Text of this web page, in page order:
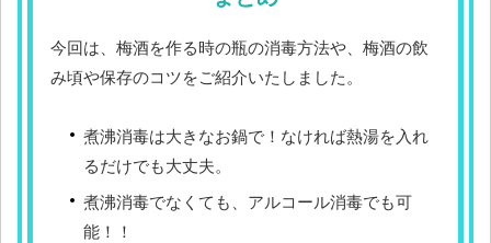
今回は、梅酒を作る時の瓶の消毒方法や、梅酒の飲
み頃や保存のコツをご紹介いたしました。
煮沸消毒は大きなお鍋で！なければ熱湯を入れ
るだけでも大丈夫。
煮沸消毒でなくても、アルコール消毒でも可
能！！